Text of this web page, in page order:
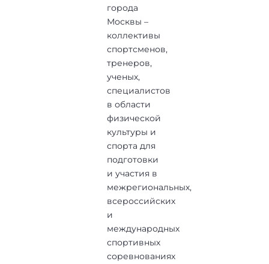
города
Москвы –
коллективы
спортсменов,
тренеров,
ученых,
специалистов
в области
физической
культуры и
спорта для
подготовки
и участия в
межрегиональных,
всероссийских
и
международных
спортивных
соревнованиях